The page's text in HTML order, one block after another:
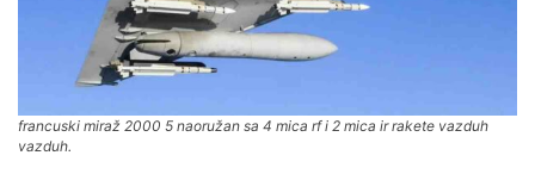
francuski miraž 2000 5 naoružan sa 4 mica rf i 2 mica ir rakete vazduh
vazduh.